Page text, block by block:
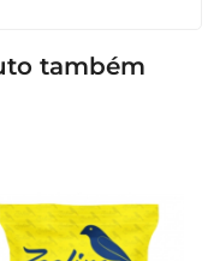
também